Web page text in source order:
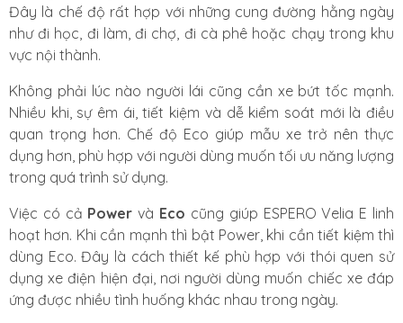
Đây là chế độ rất hợp với những cung đường hằng ngày
như đi học, đi làm, đi chợ, đi cà phê hoặc chạy trong khu
vực nội thành.
Không phải lúc nào người lái cũng cần xe bứt tốc mạnh.
Nhiều khi, sự êm ái, tiết kiệm và dễ kiểm soát mới là điều
quan trọng hơn. Chế độ Eco giúp mẫu xe trở nên thực
dụng hơn, phù hợp với người dùng muốn tối ưu năng lượng
trong quá trình sử dụng.
Việc có cả Power và Eco cũng giúp ESPERO Velia E linh
hoạt hơn. Khi cần mạnh thì bật Power, khi cần tiết kiệm thì
dùng Eco. Đây là cách thiết kế phù hợp với thói quen sử
dụng xe điện hiện đại, nơi người dùng muốn chiếc xe đáp
ứng được nhiều tình huống khác nhau trong ngày.